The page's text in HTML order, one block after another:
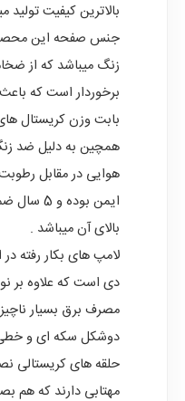
بالاترین کیفیت تولید
جنس صفحه این
زنگ میباشد که از
برخوردار است که
بابت وزن کریستال
همچین به دلیل ضد
هوایی در مقابل
ایمن
بالای آن میباشد .
لامپ های بکار رفته
دی است که علاوه بر
مصرف برق بسیار
دوشکل سکه ای و
حلقه های کریستالی
مهتابی دارند که هم